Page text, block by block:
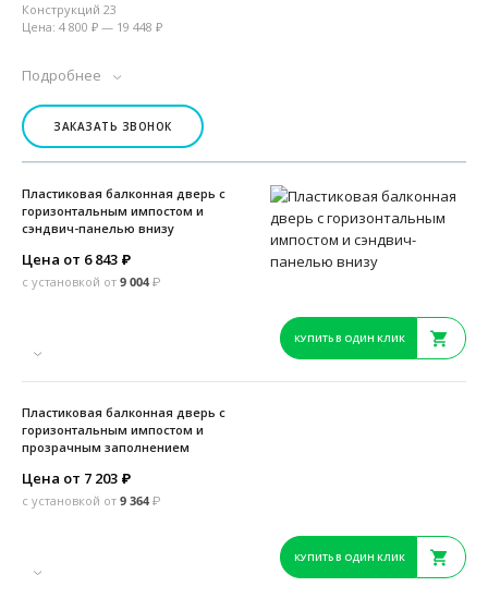
ЗАКАЗАТЬ ЗВОНОК
Конструкций 23
Цена: 4 800 ₽ — 19 448 ₽
Подробнее
Пластиковая балконная дверь с
горизонтальным импостом и
сэндвич-панелью внизу
Цена от 6 843 ₽
с установкой от 9 004 ₽
КУПИТЬ В ОДИН КЛИК
Пластиковая балконная дверь с
горизонтальным импостом и
прозрачным заполнением
Цена от 7 203 ₽
с установкой от 9 364 ₽
КУПИТЬ В ОДИН КЛИК